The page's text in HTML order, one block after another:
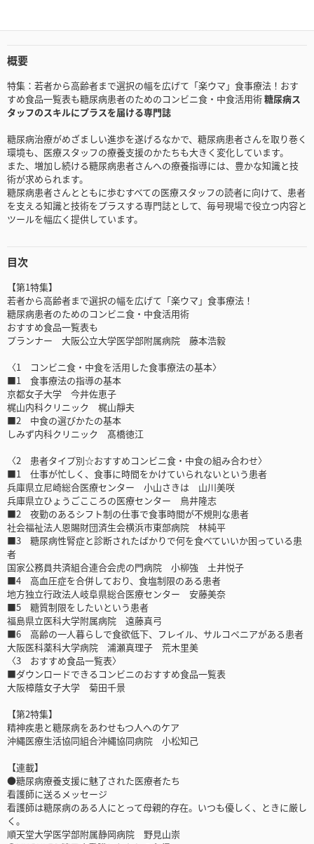
概要
特集：若者から高齢者まで選択の幅を広げて「楽ウマ」食事療法！おす
すめ食品一覧表も糖尿病患者のためのコンビニ食・中食活用術糖尿病ス
タッフのスキルにプラスを届ける専門誌
糖尿病治療がめざましい進歩を遂げるなかで、糖尿病患者さんを取り巻く
環境も、医療スタッフの療養支援のかたちも大きく変化しています。
また、増加し続ける糖尿病患者さんへの療養指導には、豊かな知識と技
術が求められます。
糖尿病患者さんとともに歩むすべての医療スタッフの読者に向けて、患者
を支える知識と技術をプラスする専門誌として、毎号現場で役立つ内容と
ツールを幅広く提供しています。
目次
【第1特集】
若者から高齢者まで選択の幅を広げて「楽ウマ」食事療法！
糖尿病患者のためのコンビニ食・中食活用術
おすすめ食品一覧表も
プランナー 大阪公立大学医学部附属病院 藤本浩毅
〈1 コンビニ食・中食を活用した食事療法の基本〉
■1 食事療法の指導の基本
京都女子大学 今井佐恵子
梶山内科クリニック 梶山靜夫
■2 中食の選びかたの基本
しみず内科クリニック 髙橋徳江
〈2 患者タイプ別☆おすすめコンビニ食・中食の組み合わせ〉
■1 仕事が忙しく、食事に時間をかけていられないという患者
兵庫県立尼崎総合医療センター 小山さきは 山川美咲
兵庫県立ひょうごこころの医療センター 鳥井隆志
■2 夜勤のあるシフト制の仕事で食事時間が不規則な患者
社会福祉法人恩賜財団済生会横浜市東部病院 林純平
■3 糖尿病性腎症と診断されたばかりで何を食べていいか困っている患
者
国家公務員共済組合連合会虎の門病院 小柳強 土井悦子
■4 高血圧症を合併しており、食塩制限のある患者
地方独立行政法人岐阜県総合医療センター 安藤美奈
■5 糖質制限をしたいという患者
福島県立医科大学附属病院 遠藤真弓
■6 高齢の一人暮らしで食欲低下、フレイル、サルコペニアがある患者
大阪医科薬科大学病院 浦瀬真理子 荒木里美
〈3 おすすめ食品一覧表〉
■ダウンロードできるコンビニのおすすめ食品一覧表
大阪樟蔭女子大学 菊田千景
【第2特集】
精神疾患と糖尿病をあわせもつ人へのケア
沖縄医療生活協同組合沖縄協同病院 小松知己
【連載】
●糖尿病療養支援に魅了された医療者たち
看護師に送るメッセージ
看護師は糖尿病のある人にとって母親的存在。いつも優しく、ときに厳し
く。
順天堂大学医学部附属静岡病院 野見山崇